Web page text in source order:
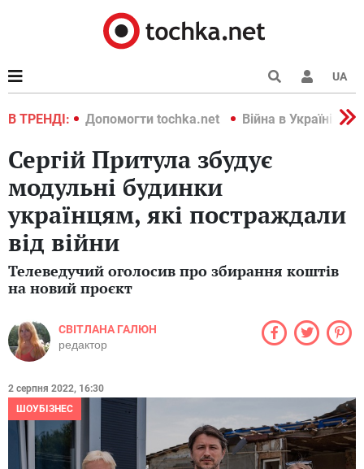
UA
В ТРЕНДІ:
2022 Допомогти tochka.net Війна в Україні 2022
Сергій Притула збудує
модульні будинки
українцям, які постраждали
від війни
Телеведучий оголосив про збирання коштів
на новий проєкт
СВІТЛАНА ГАЛЮН
редактор
2 серпня 2022, 16:30
ШОУБІЗНЕС